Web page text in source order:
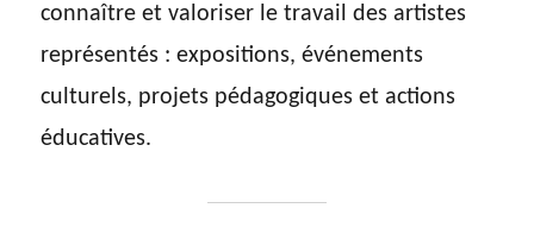
connaître et valoriser le travail des artistes
représentés : expositions, événements
culturels, projets pédagogiques et actions
éducatives.